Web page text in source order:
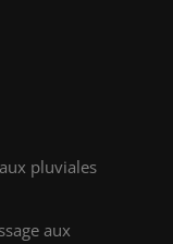
pluviales
aux